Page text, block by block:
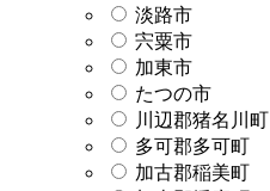
淡路市
宍粟市
加東市
たつの市
川辺郡猪名川町
多可郡多可町
加古郡稲美町